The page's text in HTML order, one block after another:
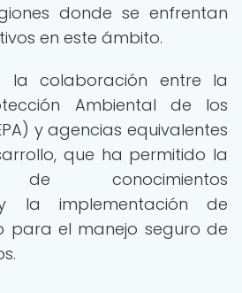
donde se enfrentan
en este ámbito.
la colaboración entre la
Ambiental de los
y agencias equivalentes
que ha permitido la
de conocimientos
y la implementación de
para el manejo seguro de